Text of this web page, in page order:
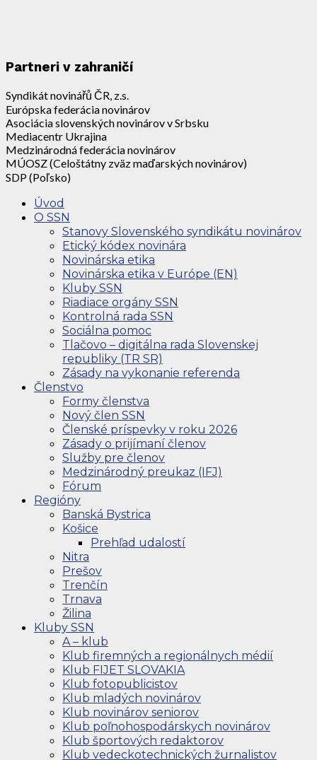
Partneri v zahraničí
Syndikát novinářů ČR, z.s.
Európska federácia novinárov
Asociácia slovenských novinárov v Srbsku
Mediacentr Ukrajina
Medzinárodná federácia novinárov
MÚOSZ (Celoštátny zväz maďarských novinárov)
SDP (Poľsko)
Úvod
O SSN
Stanovy Slovenského syndikátu novinárov
Etický kódex novinára
Novinárska etika
Novinárska etika v Európe (EN)
Kluby SSN
Riadiace orgány SSN
Kontrolná rada SSN
Sociálna pomoc
Tlačovo – digitálna rada Slovenskej
republiky (TR SR)
Zásady na vykonanie referenda
Členstvo
Formy členstva
Nový člen SSN
Členské príspevky v roku 2026
Zásady o prijímaní členov
Služby pre členov
Medzinárodný preukaz (IFJ)
Fórum
Regióny
Banská Bystrica
Košice
Prehľad udalostí
Nitra
Prešov
Trenčín
Trnava
Žilina
Kluby SSN
A – klub
Klub firemných a regionálnych médií
Klub FIJET SLOVAKIA
Klub fotopublicistov
Klub mladých novinárov
Klub novinárov seniorov
Klub poľnohospodárskych novinárov
Klub športových redaktorov
Klub vedeckotechnických žurnalistov